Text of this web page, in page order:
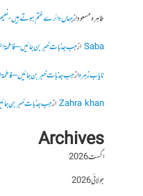
طاہرہ مسعودازجہاں دائرے ختم ہوتے ہیں- نعیم
Sabaازجب جذبات خبر بن جائیں –
نایاب زہرہازجب جذبات خبر بن جائیں –
Zahra khanازجب جذبات خبر بن
Archives
اگست 2026
جولائی 2026